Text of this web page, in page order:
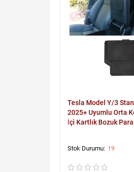
Tesla Model Y/3
2025+ Uyumlu Orta
İçi Kartlık Bozuk
19